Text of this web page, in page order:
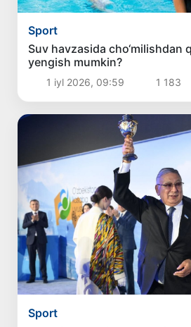
Sport
Suv havzasida cho‘milishdan
yengish mumkin?
1 iyl 2026, 09:59 1 183
Sport